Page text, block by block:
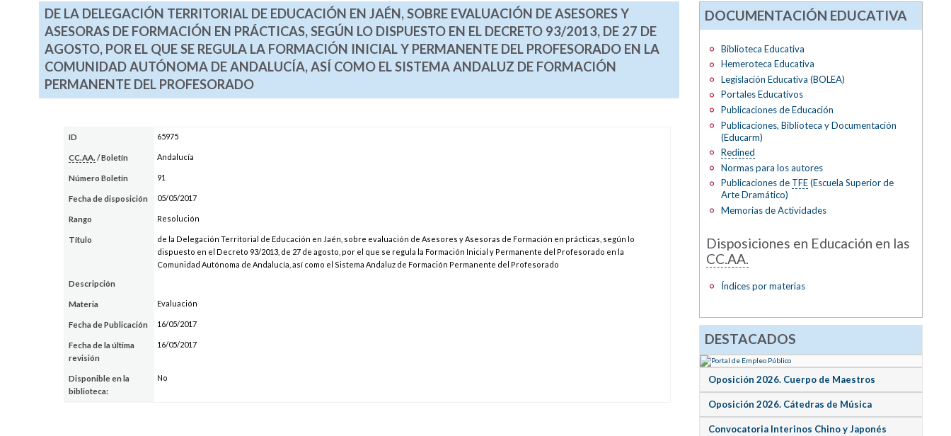
DE LA DELEGACIÓN TERRITORIAL DE EDUCACIÓN EN JAÉN, SOBRE EVALUACIÓN DE ASESORES Y
ASESORAS DE FORMACIÓN EN PRÁCTICAS, SEGÚN LO DISPUESTO EN EL DECRETO 93/2013, DE 27 DE
AGOSTO, POR EL QUE SE REGULA LA FORMACIÓN INICIAL Y PERMANENTE DEL PROFESORADO EN LA
COMUNIDAD AUTÓNOMA DE ANDALUCÍA, ASÍ COMO EL SISTEMA ANDALUZ DE FORMACIÓN
PERMANENTE DEL PROFESORADO
ID 65975
CC.AA. / Boletín Andalucía
Número Boletín 91
Fecha de disposición 05/05/2017
Rango Resolución
Título
de la Delegación Territorial de Educación en Jaén, sobre evaluación de Asesores y Asesoras de Formación en prácticas, según lo
dispuesto en el Decreto 93/2013, de 27 de agosto, por el que se regula la Formación Inicial y Permanente del Profesorado en la
Comunidad Autónoma de Andalucía, así como el Sistema Andaluz de Formación Permanente del Profesorado
Descripción
Materia Evaluación
Fecha de Publicación 16/05/2017
Fecha de la última
revisión
16/05/2017
Disponible en la
biblioteca:
No
DOCUMENTACIÓN EDUCATIVA
Biblioteca Educativa
Hemeroteca Educativa
Legislación Educativa (BOLEA)
Portales Educativos
Publicaciones de Educación
Publicaciones, Biblioteca y Documentación
(Educarm)
Redined
Normas para los autores
Publicaciones de TFE(Escuela Superior de
Arte Dramático)
Memorias de Actividades
Disposiciones en Educación en las
CC.AA.
Índices por materias
DESTACADOS
Oposición 2026. Cuerpo de Maestros
Oposición 2026. Cátedras de Música
Convocatoria Interinos Chino y Japonés